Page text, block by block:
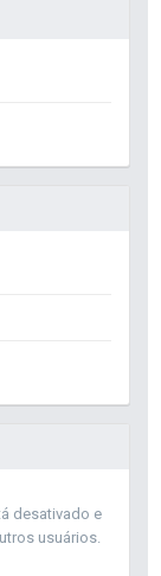
desativado e
usuários.